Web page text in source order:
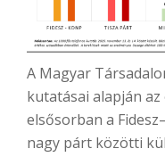
A Magyar
kutatásai alapján
elsősorban a
nagy párt közötti